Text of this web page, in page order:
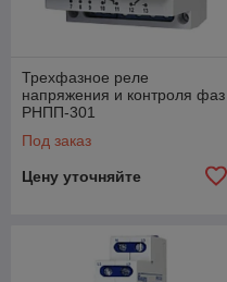
Трехфазное реле
напряжения и контроля фаз
РНПП-301
Под заказ
Цену уточняйте